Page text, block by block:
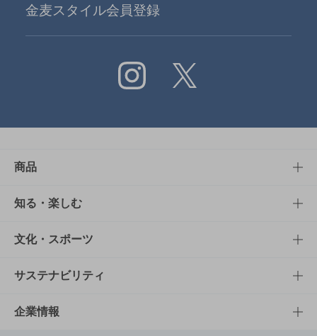
金麦スタイル会員登録
Instagram
商品
商品TOP
商品一覧
商品発売情報
栄養成分一覧
知る・楽しむ
知る・楽しむTOP
キャンペーン
工場見学
文化・スポーツ
文化・スポーツTOP
サントリーホール
サステナビリティ
サステナビリティTOP
企業情報